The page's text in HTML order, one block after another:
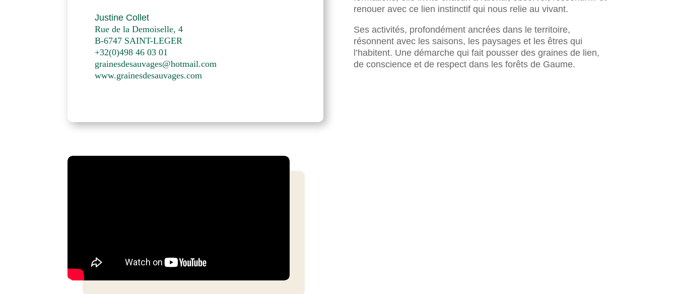
Justine Collet
Rue de la Demoiselle, 4
B-6747 SAINT-LEGER
+32(0)498 46 03 01
grainesdesauvages@hotmail.com
www.grainesdesauvages.com
renouer avec ce lien instinctif qui nous relie au vivant.
Ses activités, profondément ancrées dans le territoire,
résonnent avec les saisons, les paysages et les êtres qui
l’habitent. Une démarche qui fait pousser des graines de lien,
de conscience et de respect dans les forêts de Gaume.